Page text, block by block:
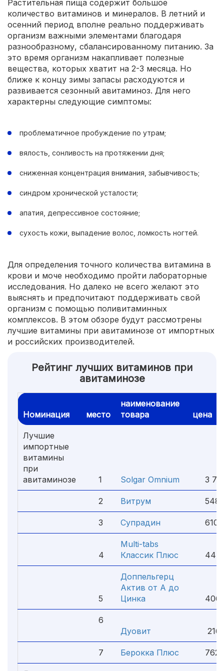
Растительная пища содержит большое
количество витаминов и минералов. В летний и
осенний период вполне реально поддерживать
организм важными элементами благодаря
разнообразному, сбалансированному питанию. За
это время организм накапливает полезные
вещества, которых хватит на 2-3 месяца. Но
ближе к концу зимы запасы расходуются и
развивается сезонный авитаминоз. Для него
характерны следующие симптомы:
проблематичное пробуждение по утрам;
вялость, сонливость на протяжении дня;
сниженная концентрация внимания, забывчивость;
синдром хронической усталости;
апатия, депрессивное состояние;
сухость кожи, выпадение волос, ломкость ногтей.
Для определения точного количества витамина в
крови и моче необходимо пройти лабораторные
исследования. Но далеко не всего желают это
выяснять и предпочитают поддерживать свой
организм с помощью поливитаминных
комплексов. В этом обзоре будут рассмотрены
лучшие витамины при авитаминозе от импортных
и российских производителей.
Рейтинг лучших витаминов при
авитаминозе
Номинация место
наименование
товара
цена
Лучшие
импортные
витамины
при
авитаминозе
1 Solgar Omnium 3
2 Витрум 548
3 Супрадин 610
4
Multi-tabs
Классик Плюс
444
5
Доппельгерц
Актив от А до
Цинка
406
6
Дуовит
216
7 Берокка Плюс 762